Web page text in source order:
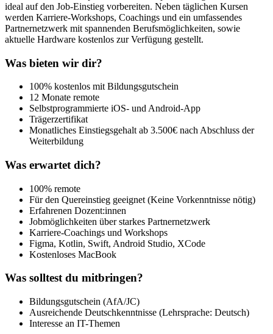
ideal auf den Job-Einstieg vorbereiten. Neben täglichen Kursen
werden Karriere-Workshops, Coachings und ein umfassendes
Partnernetzwerk mit spannenden Berufsmöglichkeiten, sowie
aktuelle Hardware kostenlos zur Verfügung gestellt.
Was bieten wir dir?
100% kostenlos mit Bildungsgutschein
12 Monate remote
Selbstprogrammierte iOS- und Android-App
Trägerzertifikat
Monatliches Einstiegsgehalt ab 3.500€ nach Abschluss der
Weiterbildung
Was erwartet dich?
100% remote
Für den Quereinstieg geeignet (Keine Vorkenntnisse nötig)
Erfahrenen Dozent:innen
Jobmöglichkeiten über starkes Partnernetzwerk
Karriere-Coachings und Workshops
Figma, Kotlin, Swift, Android Studio, XCode
Kostenloses MacBook
Was solltest du mitbringen?
Bildungsgutschein (AfA/JC)
Ausreichende Deutschkenntnisse (Lehrsprache: Deutsch)
Interesse an IT-Themen